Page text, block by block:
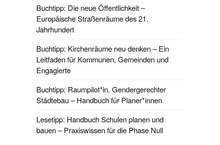
Buchtipp: Die neue Öffentlichkeit –
Europäische Straßenräume des 21.
Jahrhundert
Buchtipp: Kirchenräume neu denken – Ein
Leitfaden für Kommunen, Gemeinden und
Engagierte
Buchtipp: Raumpilot*in. Gendergerechter
Städtebau – Handbuch für Planer*innen
Lesetipp: Handbuch Schulen planen und
bauen – Praxiswissen für die Phase Null